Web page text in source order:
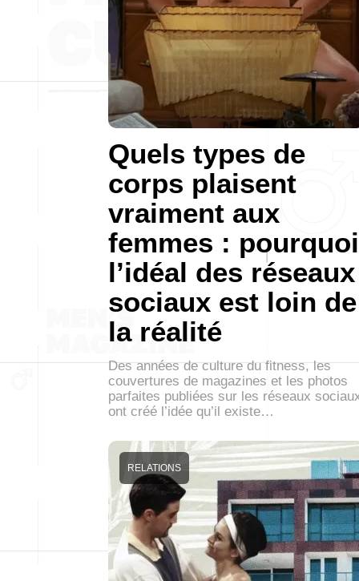
Quels types de
corps plaisent
vraiment aux
femmes : pourquoi
l’idéal des réseaux
sociaux est loin de
la réalité
Des années de culture du fitness, les
couvertures de magazines et les photos
parfaites publiées sur les réseaux
ont créé l’idée qu’il existe…
RELATIONS